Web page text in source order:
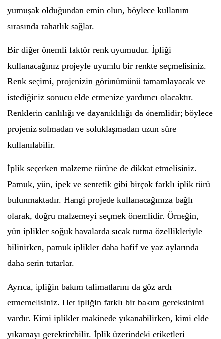
yumuşak olduğundan emin olun, böylece kullanım
sırasında rahatlık sağlar.
Bir diğer önemli faktör renk uyumudur. İpliği
kullanacağınız projeyle uyumlu bir renkte seçmelisiniz.
Renk seçimi, projenizin görünümünü tamamlayacak ve
istediğiniz sonucu elde etmenize yardımcı olacaktır.
Renklerin canlılığı ve dayanıklılığı da önemlidir; böylece
projeniz solmadan ve soluklaşmadan uzun süre
kullanılabilir.
İplik seçerken malzeme türüne de dikkat etmelisiniz.
Pamuk, yün, ipek ve sentetik gibi birçok farklı iplik türü
bulunmaktadır. Hangi projede kullanacağınıza bağlı
olarak, doğru malzemeyi seçmek önemlidir. Örneğin,
yün iplikler soğuk havalarda sıcak tutma özellikleriyle
bilinirken, pamuk iplikler daha hafif ve yaz aylarında
daha serin tutarlar.
Ayrıca, ipliğin bakım talimatlarını da göz ardı
etmemelisiniz. Her ipliğin farklı bir bakım gereksinimi
vardır. Kimi iplikler makinede yıkanabilirken, kimi elde
yıkamayı gerektirebilir. İplik üzerindeki etiketleri